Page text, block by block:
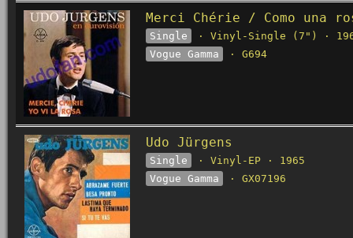
Merci Chérie / Como una
Single
· Vinyl-Single (7") ·
Vogue Gamma
· G694
Udo Jürgens
Single
· Vinyl-EP · 1965
Vogue Gamma
· GX07196